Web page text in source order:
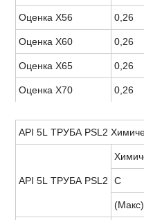
Оценка Х56 0,26
Оценка Х60 0,26
Оценка Х65 0,26
Оценка Х70 0,26
API 5L ТРУБА PSL2
API 5L ТРУБА PSL2 С
(Макс)